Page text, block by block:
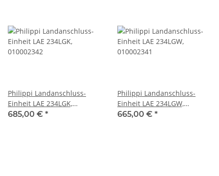
Philippi Landanschluss-
Einheit LAE 234LGK,
010002342
685,00 € *
Philippi Landanschluss-
Einheit LAE 234LGW,
010002341
665,00 € *